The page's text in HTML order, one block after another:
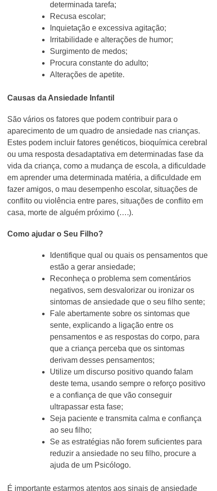
determinada tarefa;
Recusa escolar;
Inquietação e excessiva agitação;
Irritabilidade e alterações de humor;
Surgimento de medos;
Procura constante do adulto;
Alterações de apetite.
Causas da Ansiedade Infantil
São vários os fatores que podem contribuir para o
aparecimento de um quadro de ansiedade nas crianças.
Estes podem incluir fatores genéticos, bioquímica cerebral
ou uma resposta desadaptativa em determinadas fase da
vida da criança, como a mudança de escola, a dificuldade
em aprender uma determinada matéria, a dificuldade em
fazer amigos, o mau desempenho escolar, situações de
conflito ou violência entre pares, situações de conflito em
casa, morte de alguém próximo (….).
Como ajudar o Seu Filho?
Identifique qual ou quais os pensamentos que
estão a gerar ansiedade;
Reconheça o problema sem comentários
negativos, sem desvalorizar ou ironizar os
sintomas de ansiedade que o seu filho sente;
Fale abertamente sobre os sintomas que
sente, explicando a ligação entre os
pensamentos e as respostas do corpo, para
que a criança perceba que os sintomas
derivam desses pensamentos;
Utilize um discurso positivo quando falam
deste tema, usando sempre o reforço positivo
e a confiança de que vão conseguir
ultrapassar esta fase;
Seja paciente e transmita calma e confiança
ao seu filho;
Se as estratégias não forem suficientes para
reduzir a ansiedade no seu filho, procure a
ajuda de um Psicólogo.
É importante estarmos atentos aos sinais de ansiedade